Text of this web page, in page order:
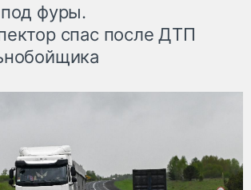
фуры.
спас после ДТП